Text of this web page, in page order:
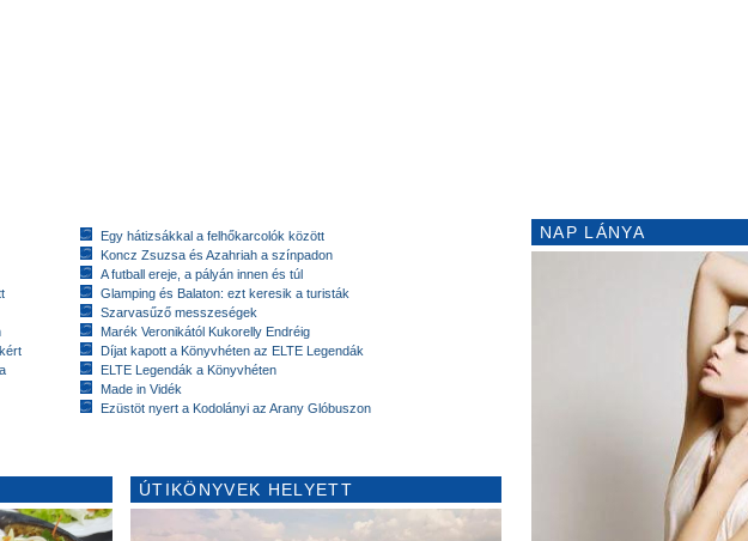
Egy hátizsákkal a felhőkarcolók között
Koncz Zsuzsa és Azahriah a színpadon
A futball ereje, a pályán innen és túl
Glamping és Balaton: ezt keresik a turisták
Szarvasűző messzeségek
Marék Veronikától Kukorelly Endréig
Díjat kapott a Könyvhéten az ELTE Legendák
ELTE Legendák a Könyvhéten
Made in Vidék
Ezüstöt nyert a Kodolányi az Arany Glóbuszon
ÚTIKÖNYVEK HELYETT
NAP LÁNYA